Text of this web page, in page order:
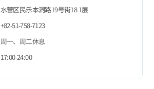
水营区民乐本洞路19号街18 1层
+82-51-758-7123
周一、周二休息
17:00-24:00